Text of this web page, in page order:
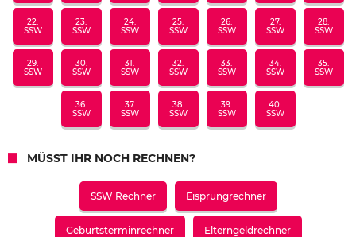
22.
SSW
23.
SSW
24.
SSW
25.
SSW
26.
SSW
27.
SSW
28.
SSW
29.
SSW
30.
SSW
31.
SSW
32.
SSW
33.
SSW
34.
SSW
35.
SSW
36.
SSW
37.
SSW
38.
SSW
39.
SSW
40.
SSW
MÜSST IHR NOCH RECHNEN?
SSW Rechner Eisprungrechner
Geburtsterminrechner Elterngeldrechner